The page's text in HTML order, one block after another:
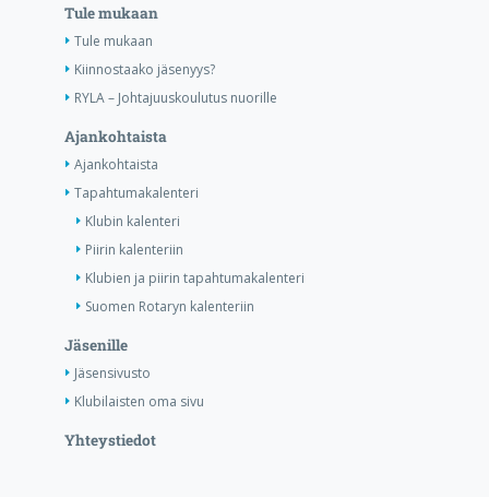
Tule mukaan
Tule mukaan
Kiinnostaako jäsenyys?
RYLA – Johtajuuskoulutus nuorille
Ajankohtaista
Ajankohtaista
Tapahtumakalenteri
Klubin kalenteri
Piirin kalenteriin
Klubien ja piirin tapahtumakalenteri
Suomen Rotaryn kalenteriin
Jäsenille
Jäsensivusto
Klubilaisten oma sivu
Yhteystiedot